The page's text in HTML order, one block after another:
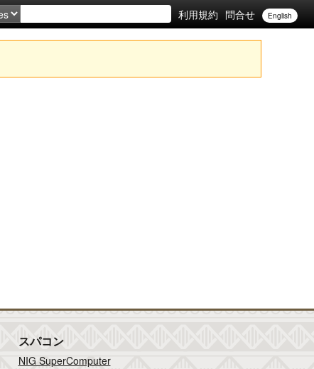
利用規約 問合せ English
スパコン
NIG SuperComputer